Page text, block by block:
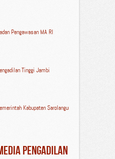
Pengawasan MA RI
Tinggi Jambi
Kabupaten Sarolangun
Pengadilan